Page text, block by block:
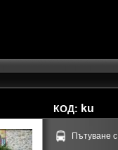
КОД: ku
Пътуване с